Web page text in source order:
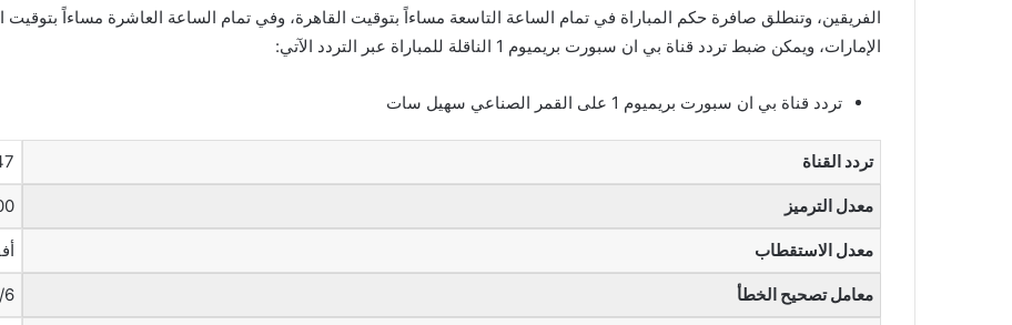
الفريقين، وتنطلق صافرة حكم المباراة في تمام الساعة التاسعة مساءاً بتوقيت القاهرة، وفي تمام الساعة العاشرة مساءاً
الإمارات، ويمكن ضبط تردد قناة بي ان سبورت بريميوم 1 الناقلة للمباراة عبر التردد الآتي:
تردد قناة بي ان سبورت بريميوم 1 على القمر الصناعي سهيل سات
تردد القناة
معدل الترميز
معدل الاستقطاب
معامل تصحيح الخطأ 6